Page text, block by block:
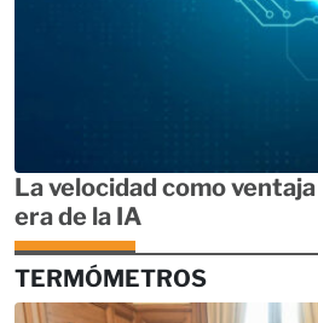
La velocidad como
era de la IA
TERMÓMETROS